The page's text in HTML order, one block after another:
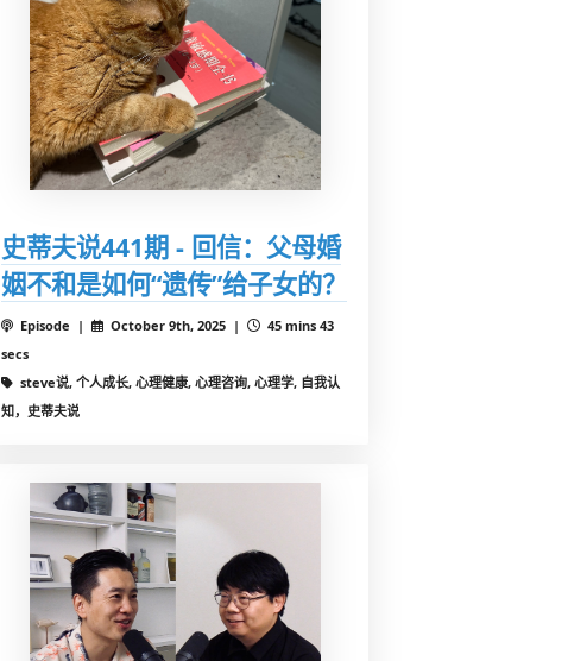
史蒂夫说441期 - 回信：父母婚
姻不和是如何“遗传”给子女的？
Episode | October 9th, 2025 |
45 mins 43
secs
steve说, 个人成长, 心理健康, 心理咨询, 心理学, 自我认
知，史蒂夫说